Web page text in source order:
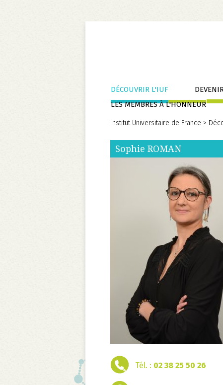
Aller
au
contenu
DÉCOUVRIR L'IUF
LES MEMBRES À L'HONNEUR
Institut Universitaire de France >
Sophie ROMAN
Tél. : 02 38 25 50 26